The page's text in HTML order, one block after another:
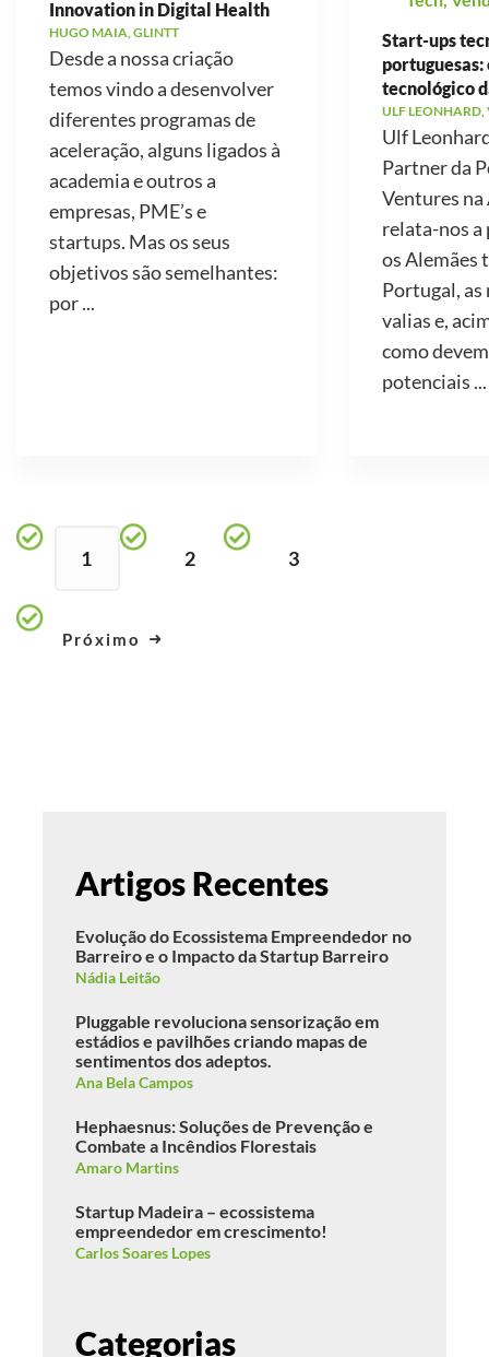
Innovation in Digital Health
HUGO MAIA, GLINTT
Desde a nossa criação
temos vindo a desenvolver
diferentes programas de
aceleração, alguns ligados à
academia e outros a
empresas, PME’s e
startups. Mas os seus
objetivos são semelhantes:
por ...
Start-ups
portuguesas:
tecnológico
ULF LEONHARD,
Ulf
Partner da
Ventures na
relata-nos a
os Alemães
Portugal, as
valias e,
como
potenciais ...
1 2 3
Próximo
Artigos Recentes
Evolução do Ecossistema Empreendedor no
Barreiro e o Impacto da Startup Barreiro
Nádia Leitão
Pluggable revoluciona sensorização em
estádios e pavilhões criando mapas de
sentimentos dos adeptos.
Ana Bela Campos
Hephaesnus: Soluções de Prevenção e
Combate a Incêndios Florestais
Amaro Martins
Startup Madeira – ecossistema
empreendedor em crescimento!
Carlos Soares Lopes
Categorias